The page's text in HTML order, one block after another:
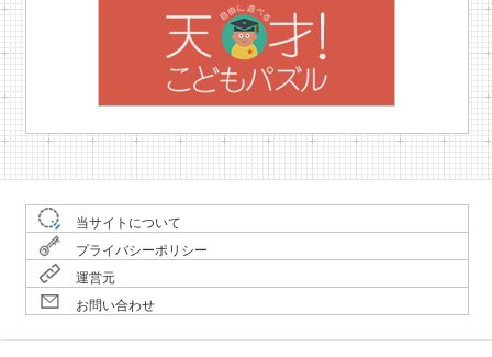
当サイトについて
プライバシーポリシー
運営元
お問い合わせ